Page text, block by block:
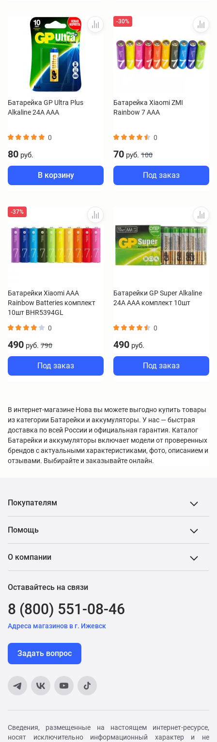
Батарейка GP Ultra Plus
Alkaline 24А AAA
0
80 руб.
В корзину
-30%
Батарейка Xiaomi ZMI
Rainbow 7 AAA
0
70 руб. 100
Под заказ
-37%
Батарейки Xiaomi AAA
Rainbow Batteries комплект
10шт BHR5394GL
0
490 руб. 790
Под заказ
Батарейки GP Super Alkaline
24А AAA комплект 10шт
0
490 руб.
Под заказ
В интернет-магазине Нова вы можете выгодно купить товары
из категории Батарейки и аккумуляторы. У нас — быстрая
доставка по всей России и официальная гарантия. Каталог
Батарейки и аккумуляторы включает модели от проверенных
брендов с актуальными характеристиками, фото, описанием и
отзывами. Выбирайте и заказывайте онлайн.
Покупателям
Помощь
О компании
Оставайтесь на связи
8 (800) 551-08-46
Адреса магазинов в г. Ижевск
Задать вопрос
Сведения, размещенные на настоящем интернет-ресурсе,
носят исключительно информационный характер и не